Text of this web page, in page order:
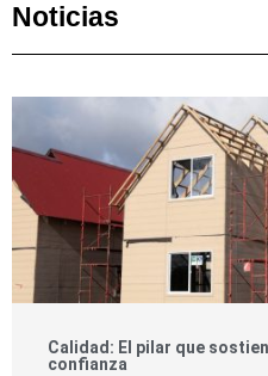
Noticias
Calidad: El pilar que
confianza